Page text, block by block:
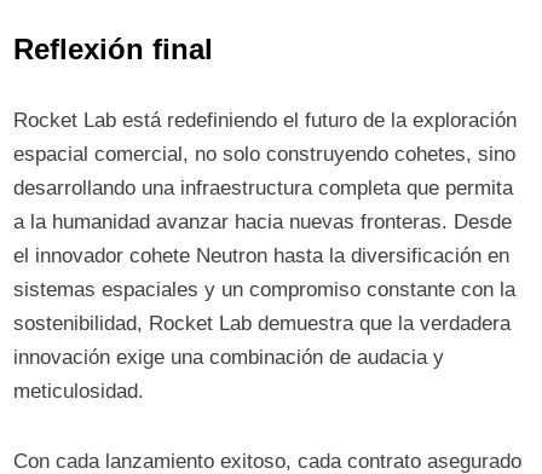
Reflexión final
Rocket Lab está redefiniendo el futuro de la exploración
espacial comercial, no solo construyendo cohetes, sino
desarrollando una infraestructura completa que permita
a la humanidad avanzar hacia nuevas fronteras. Desde
el innovador cohete Neutron hasta la diversificación en
sistemas espaciales y un compromiso constante con la
sostenibilidad, Rocket Lab demuestra que la verdadera
innovación exige una combinación de audacia y
meticulosidad.
Con cada lanzamiento exitoso, cada contrato asegurado